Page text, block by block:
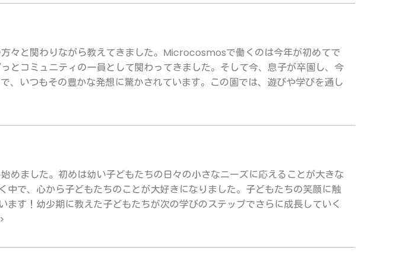
々と関わりながら教えてきました。Microcosmosで働くのは今年が初めてで
とコミュニティの一員として関わってきました。そして今、息子が卒園し、今
、いつもその豊かな発想に驚かされています。この園では、遊びや学びを通し
ました。初めは幼い子どもたちの日々の小さなニーズに応えることが大きな
で、心から子どもたちのことが大好きになりました。子どもたちの笑顔に触
す！幼少期に教えた子どもたちが次の学びのステップでさらに成長していく